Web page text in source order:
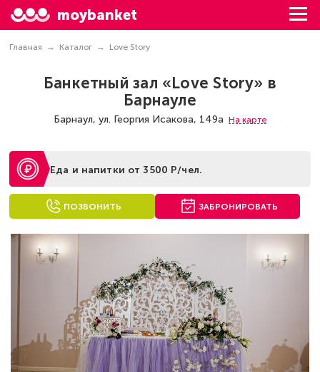
moybanket
Главная Каталог Love Story
Банкетный зал «Love Story» в
Барнауле
Барнаул, ул. Георгия Исакова, 149а На карте
Еда и напитки от 3500 Р/чел.
ПОЗВОНИТЬ ЗАБРОНИРОВАТЬ